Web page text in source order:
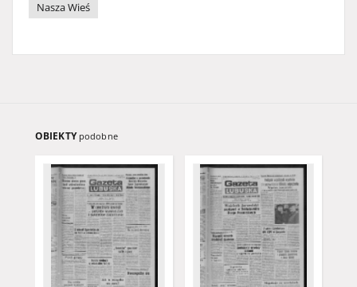
Nasza Wieś
OBIEKTY podobne